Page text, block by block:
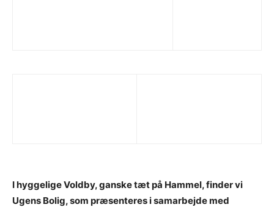
I hyggelige Voldby, ganske tæt på Hammel, finder vi
Ugens Bolig, som præsenteres i samarbejde med